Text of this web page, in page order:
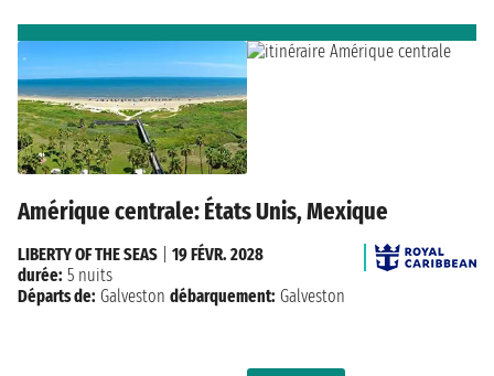
Amérique centrale: États Unis, Mexique
LIBERTY OF THE SEAS
19 FÉVR. 2028
durée: 5 nuits
Départs de: Galveston débarquement: Galveston